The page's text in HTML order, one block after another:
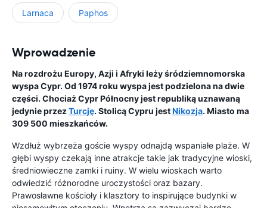
Larnaca Paphos
Wprowadzenie
Na rozdrożu Europy, Azji i Afryki leży śródziemnomorska
wyspa Cypr. Od 1974 roku wyspa jest podzielona na dwie
części. Chociaż Cypr Północny jest republiką uznawaną
jedynie przezTurcję. Stolicą Cypru jestNikozja. Miasto ma
309 500 mieszkańców.
Wzdłuż wybrzeża goście wyspy odnajdą wspaniałe plaże. W
głębi wyspy czekają inne atrakcje takie jak tradycyjne wioski,
średniowieczne zamki i ruiny. W wielu wioskach warto
odwiedzić różnorodne uroczystości oraz bazary.
Prawosławne kościoły i klasztory to inspirujące budynki w